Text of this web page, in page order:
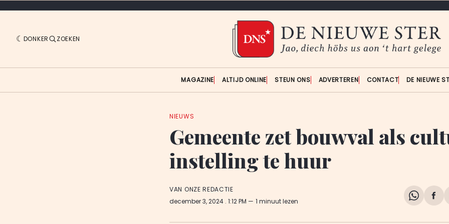
DONKER ZOEKEN
MAGAZINE ALTIJD ONLINE STEUN ONS ADVERTEREN CONTACT DE NIEUWE
NIEUWS
Gemeente zet bouwval als
instelling te huur
VAN ONZE REDACTIE
december 3, 2024 . 1:12 PM 1 minuut lezen
Share